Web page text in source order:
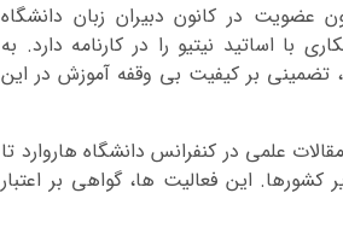
عضویت در کانون دبیران زبان دانشگاه
اساتید نیتیو را در کارنامه دارد. به
تضمینی بر کیفیت بی وقفه آموزش در این
علمی در کنفرانس دانشگاه هاروارد تا
این فعالیت ها، گواهی بر اعتبار